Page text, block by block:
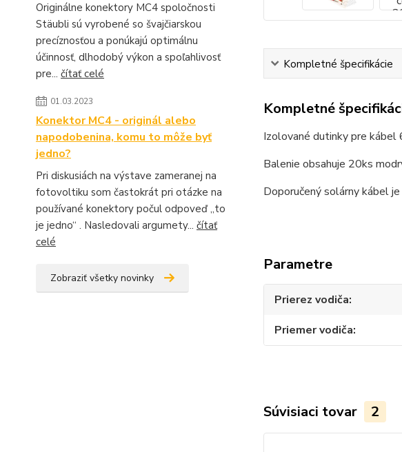
Originálne konektory MC4 spoločnosti
Stäubli sú vyrobené so švajčiarskou
precíznosťou a ponúkajú optimálnu
účinnosť, dlhodobý výkon a spoľahlivosť
pre... čítať celé
01.03.2023
Konektor MC4 - originál alebo
napodobenina, komu to môže byť
jedno?
Pri diskusiách na výstave zameranej na
fotovoltiku som častokrát pri otázke na
používané konektory počul odpoveď „to
je jedno“ . Nasledovali argumety... čítať
celé
Zobraziť všetky novinky
Kompletné špecifikácie
Kompletné
Izolované dutinky pre kábel
Balenie obsahuje 20ks
Doporučený solárny kábel
Parametre
Prierez vodiča
Priemer vodiča
Súvisiaci tovar 2